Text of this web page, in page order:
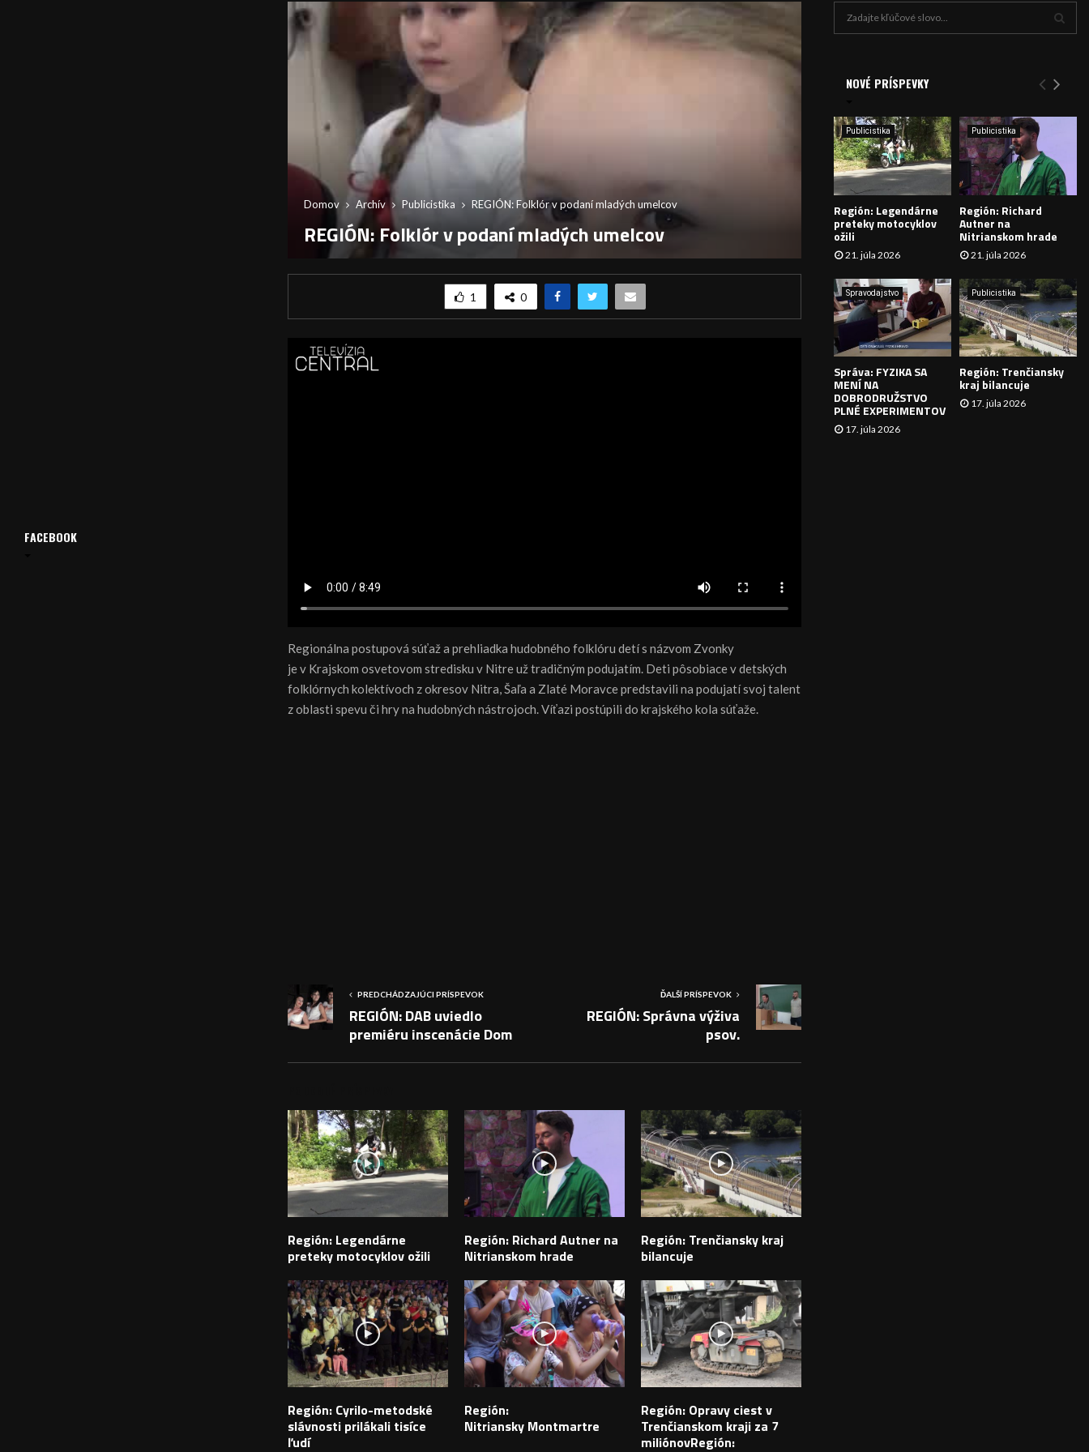
Domov Archív Publicistika REGIÓN: Folklór v podaní mladých umelcov
REGIÓN: Folklór v podaní mladých umelcov
1 0
Regionálna postupová súťaž a prehliadka hudobného folklóru detí s názvom Zvonky
je v Krajskom osvetovom stredisku v Nitre už tradičným podujatím. Deti pôsobiace v detských
folklórnych kolektívoch z okresov Nitra, Šaľa a Zlaté Moravce predstavili na podujatí svoj talent
z oblasti spevu či hry na hudobných nástrojoch. Víťazi postúpili do krajského kola súťaže.
PREDCHÁDZAJÚCI PRÍSPEVOK
REGIÓN: DAB uviedlo
premiéru inscenácie Dom
ĎALŠÍ PRÍSPEVOK
REGIÓN: Správna výživa
psov.
Región: Legendárne
preteky motocyklov ožili
Región: Richard Autner na
Nitrianskom hrade
Región: Trenčiansky kraj
bilancuje
Región: Cyrilo-metodské
slávnosti prilákali tisíce
ľudí
Región:
Nitriansky Montmartre
Región: Opravy ciest v
Trenčianskom kraji za 7
miliónovRegión:
FACEBOOK
e
:
Y
H
A
Á
V
A
N
I
NOVÉ PRÍSPEVKY
Publicistika
Región: Legendárne
preteky motocyklov
ožili
21. júla 2026
Publicistika
Región: Richard
Autner na
Nitrianskom hrade
21. júla 2026
Spravodajstvo
Správa: FYZIKA SA
MENÍ NA
DOBRODRUŽSTVO
PLNÉ EXPERIMENTOV
17. júla 2026
Publicistika
Región: Trenčiansky
kraj bilancuje
17. júla 2026